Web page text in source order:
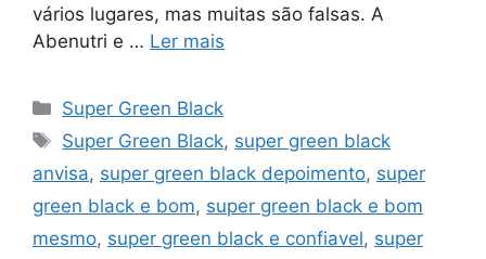
vários lugares, mas muitas são falsas. A
Abenutri e … Ler mais
Categorias
Super Green Black
Tags
Super Green Black, super green black
anvisa, super green black depoimento, super
green black e bom, super green black e bom
mesmo, super green black e confiavel, super